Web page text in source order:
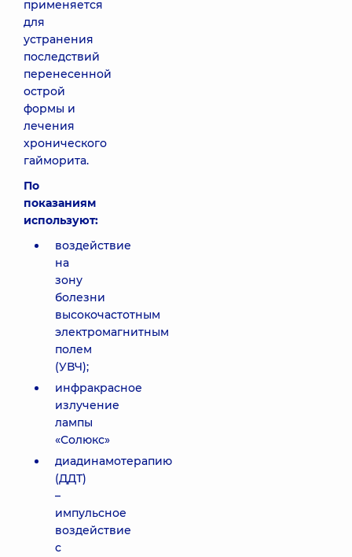
применяется
для
устранения
последствий
перенесенной
острой
формы и
лечения
хронического
гайморита.
По
показаниям
используют:
воздействие
на
зону
болезни
высокочастотным
электромагнитным
полем
(УВЧ);
инфракрасное
излучение
лампы
«Солюкс»
диадинамотерапию
(ДДТ)
–
импульсное
воздействие
с